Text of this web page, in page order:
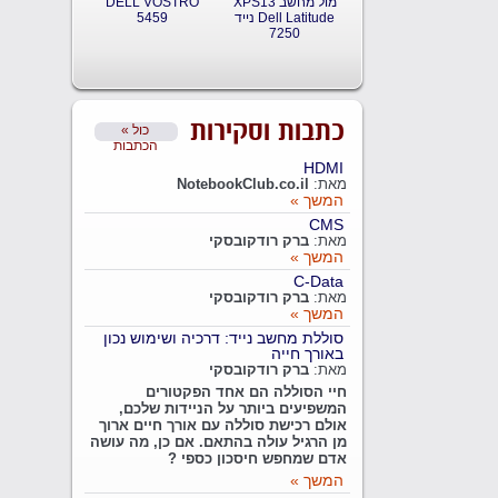
5459
נייד Dell Latitude
7250
« כול
הכתבות
כתבות וסקירות
HDMI
מאת: NotebookClub.co.il
המשך »
CMS
מאת: ברק רודקובסקי
המשך »
C-Data
מאת: ברק רודקובסקי
המשך »
סוללת מחשב נייד: דרכיה ושימוש נכון
באורך חייה
מאת: ברק רודקובסקי
חיי הסוללה הם אחד הפקטורים
המשפיעים ביותר על הניידות שלכם,
אולם רכישת סוללה עם אורך חיים ארוך
מן הרגיל עולה בהתאם. אם כן, מה עושה
אדם שמחפש חיסכון כספי ?
המשך »